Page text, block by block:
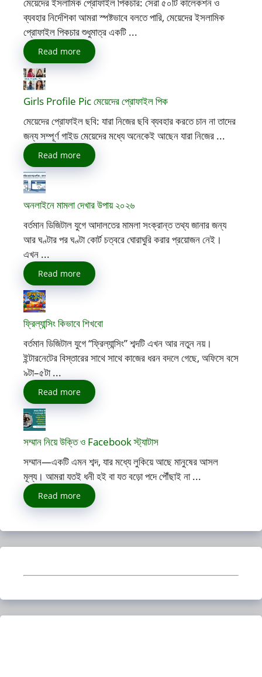
ব্যবহার নির্দেশিকা আমরা স্পষ্টভাবে বলতে পারি, মেয়েদের ইসলামিক
প্রোফাইল পিকচার শুধুমাত্র একটি ...
Read more
Girls Profile Pic মেয়েদের প্রোফাইল পিক
মেয়েদের প্রোফাইল ছবি: যারা নিজের ছবি ব্যবহার করতে চান না তাদের
জন্য সম্পূর্ণ গাইড মেয়েদের মধ্যে অনেকেই আছেন যারা নিজের ...
Read more
অনলাইনে মামলা দেখার উপায় ২০২৬
বর্তমান ডিজিটাল যুগে আদালতের মামলা সংক্রান্ত তথ্য জানার জন্য
আর ঘণ্টার পর ঘণ্টা কোর্ট চত্বরে ঘোরাঘুরি করার প্রয়োজন নেই।
এখন ...
Read more
ফ্রিল্যান্সিং কিভাবে শিখবো
বর্তমান ডিজিটাল যুগে “ফ্রিল্যান্সিং” শব্দটি এখন আর নতুন নয়।
ইন্টারনেটের বিস্তারের সাথে সাথে কাজের ধরন বদলে গেছে, অফিসে বসে
৯টা–৫টা ...
Read more
সম্মান নিয়ে উক্তি ও Facebook স্ট্যাটাস
সম্মান—একটি এমন শব্দ, যার মধ্যে লুকিয়ে আছে মানুষের আসল
মূল্য। আমরা যতই ধনী হই বা যত বড়ো পদে পৌঁছাই না ...
Read more